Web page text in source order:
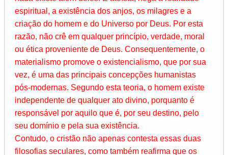
espiritual, a existência dos anjos, os milagres e a
criação do homem e do Universo por Deus. Por esta
razão, não crê em qualquer princípio, verdade, moral
ou ética proveniente de Deus. Consequentemente, o
materialismo promove o existencialismo, que por sua
vez, é uma das principais concepções humanistas
pós-modernas. Segundo esta teoria, o homem existe
independente de qualquer ato divino, porquanto é
responsável por aquilo que é, por seu destino, pelo
seu domínio e pela sua existência.
Contudo, o cristão não apenas contesta essas duas
filosofias seculares, como também reafirma que os